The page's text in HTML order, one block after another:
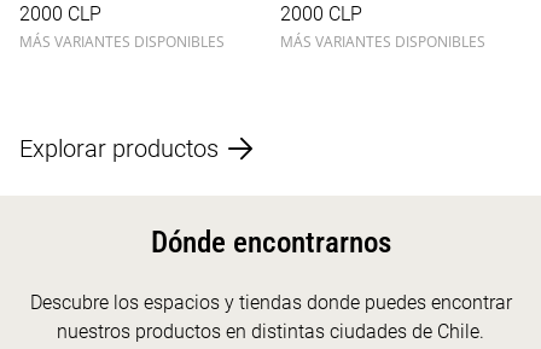
2000 CLP
MÁS VARIANTES DISPONIBLES
2000 CLP
MÁS VARIANTES DISPONIBLES
Explorar productos
Dónde encontrarnos
Descubre los espacios y tiendas donde puedes encontrar
nuestros productos en distintas ciudades de Chile.